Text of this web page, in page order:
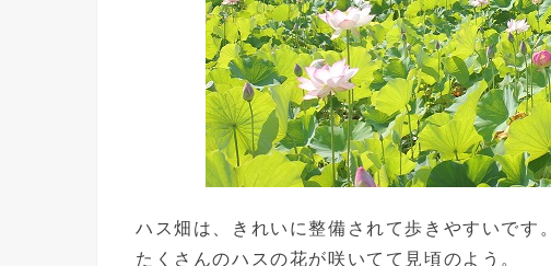
ハス畑は、きれいに整備されて歩きやすいです。
たくさんのハスの花が咲いてて見頃のよう。